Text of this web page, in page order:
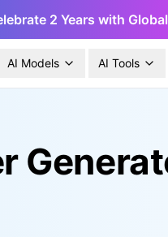
2 Years with
AI Models AI Tools